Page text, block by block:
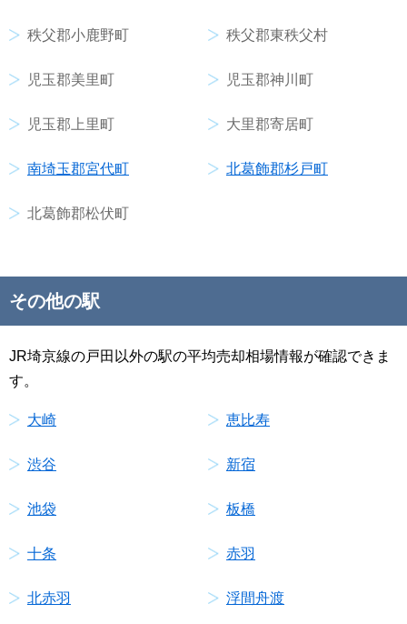
秩父郡小鹿野町 秩父郡東秩父村
児玉郡美里町 児玉郡神川町
児玉郡上里町 大里郡寄居町
南埼玉郡宮代町 北葛飾郡杉戸町
北葛飾郡松伏町
その他の駅
JR埼京線の戸田以外の駅の平均売却相場情報が確認できま
す。
大崎 恵比寿
渋谷 新宿
池袋 板橋
十条 赤羽
北赤羽 浮間舟渡